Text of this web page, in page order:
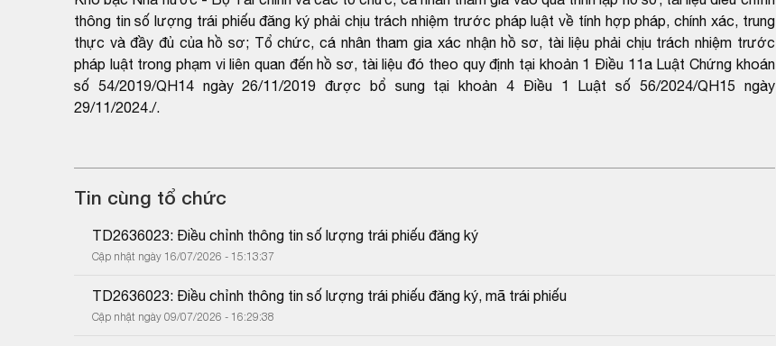
thông tin số lượng trái phiếu đăng ký phải chịu trách nhiệm trước pháp luật về tính hợp pháp, chính xác, trung
thực và đầy đủ của hồ sơ; Tổ chức, cá nhân tham gia xác nhận hồ sơ, tài liệu phải chịu trách nhiệm trước
pháp luật trong phạm vi liên quan đến hồ sơ, tài liệu đó theo quy định tại khoản 1 Điều 11a Luật Chứng khoán
số 54/2019/QH14 ngày 26/11/2019 được bổ sung tại khoản 4 Điều 1 Luật số 56/2024/QH15 ngày
29/11/2024./.
Tin cùng tổ chức
TD2636023: Điều chỉnh thông tin số lượng trái phiếu đăng ký
Cập nhật ngày 16/07/2026 - 15:13:37
TD2636023: Điều chỉnh thông tin số lượng trái phiếu đăng ký, mã trái phiếu
Cập nhật ngày 09/07/2026 - 16:29:38